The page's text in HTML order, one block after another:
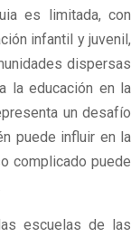
es limitada, con
infantil y juvenil,
dispersas
la educación en la
un desafío
puede influir en la
complicado puede
escuelas de las